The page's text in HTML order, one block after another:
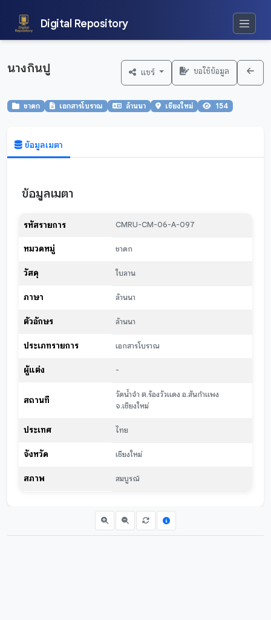
Digital Repository
นางกินปู แชร์ ขอใช้ข้อมูล
ชาดก เอกสารโบราณ ล้านนา เชียงใหม่ 154
ข้อมูลเมตา
ข้อมูลเมตา
รหัสรายการ CMRU-CM-06-A-097
หมวดหมู่ ชาดก
วัสดุ ใบลาน
ภาษา ล้านนา
ตัวอักษร ล้านนา
ประเภทรายการ เอกสารโบราณ
ผู้แต่ง -
สถานที่
วัดน้ำจำ ต.ร้องวัวแดง อ.สันกำแพง
จ.เชียงใหม่
ประเทศ ไทย
จังหวัด เชียงใหม่
สภาพ สมบูรณ์